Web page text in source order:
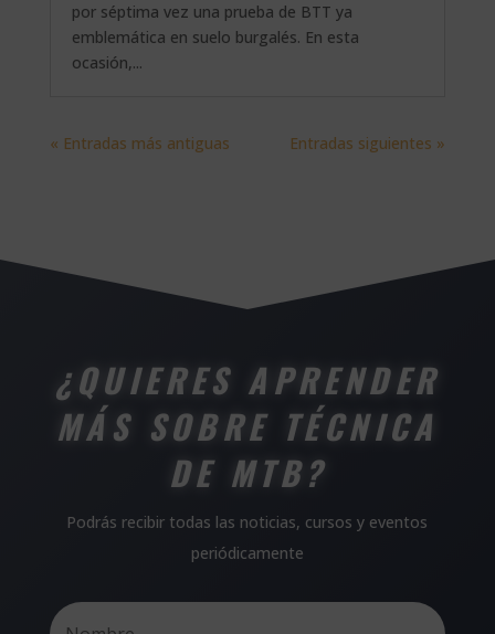
por séptima vez una prueba de BTT ya
emblemática en suelo burgalés. En esta
ocasión,...
« Entradas más antiguas Entradas siguientes »
¿QUIERES APRENDER
MÁS SOBRE TÉCNICA
DE MTB?
Podrás recibir todas las noticias, cursos y eventos
periódicamente